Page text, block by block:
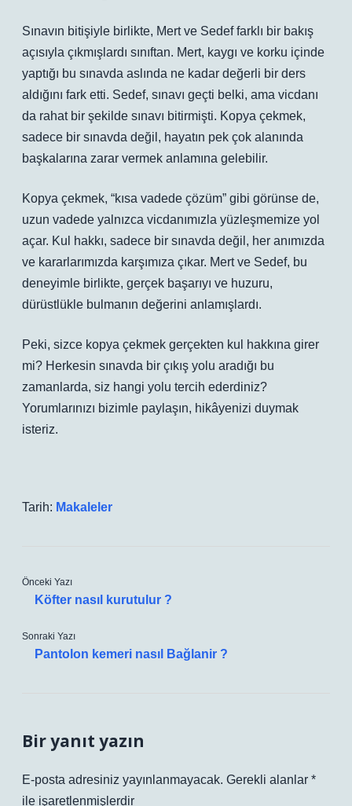
Sınavın bitişiyle birlikte, Mert ve Sedef farklı bir bakış
açısıyla çıkmışlardı sınıftan. Mert, kaygı ve korku içinde
yaptığı bu sınavda aslında ne kadar değerli bir ders
aldığını fark etti. Sedef, sınavı geçti belki, ama vicdanı
da rahat bir şekilde sınavı bitirmişti. Kopya çekmek,
sadece bir sınavda değil, hayatın pek çok alanında
başkalarına zarar vermek anlamına gelebilir.
Kopya çekmek, “kısa vadede çözüm” gibi görünse de,
uzun vadede yalnızca vicdanımızla yüzleşmemize yol
açar. Kul hakkı, sadece bir sınavda değil, her anımızda
ve kararlarımızda karşımıza çıkar. Mert ve Sedef, bu
deneyimle birlikte, gerçek başarıyı ve huzuru,
dürüstlükle bulmanın değerini anlamışlardı.
Peki, sizce kopya çekmek gerçekten kul hakkına girer
mi? Herkesin sınavda bir çıkış yolu aradığı bu
zamanlarda, siz hangi yolu tercih ederdiniz?
Yorumlarınızı bizimle paylaşın, hikâyenizi duymak
isteriz.
Tarih: Makaleler
Önceki Yazı
Köfter nasıl kurutulur ?
Sonraki Yazı
Pantolon kemeri nasıl Bağlanir ?
Bir yanıt yazın
E-posta adresiniz yayınlanmayacak. Gerekli alanlar *
ile işaretlenmişlerdir